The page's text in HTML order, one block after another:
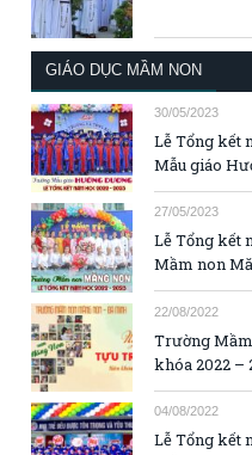
GIÁO DỤC MẦM NON
30/05/2023
Lễ Tổng kết
Mẫu giáo
27/05/2023
Lễ Tổng kết
Mầm non
22/08/2022
Trường
khóa 2022 –
04/08/2022
Lễ Tổng kết